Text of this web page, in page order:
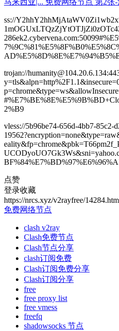
ss://
trojan://
2%B9
vless://5b96be74-656d-4bb7-85c2-
点赞
登录收藏
https://nrcs.xyz/v2rayfree/
免费网络节点
clash v2ray
Clash免费节点
Clash节点分享
clash订阅免费
Clash订阅免费分享
Clash订阅分享
free
free proxy list
free vmess
freefq
shadowsocks 节点